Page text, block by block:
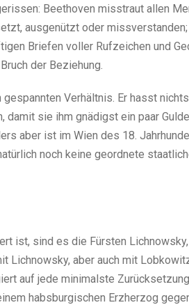
Beethoven misstraut allen
ausgenützt oder
Briefen voller Rufzeichen und
der Beziehung.
Verhältnis. Er hasst
sie ihm gnädigst ein paar
aber ist im Wien des 18.
noch keine geordnete
ist, sind es die Fürsten
Lichnowsky, aber auch mit
auf jede minimalste Zurücksetzung
habsburgischen Erzherzog